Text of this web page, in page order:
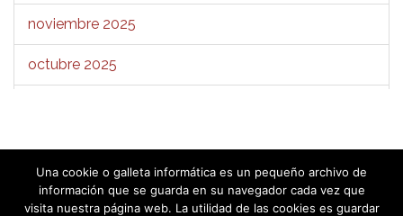
noviembre 2025
octubre 2025
agosto 2025
julio 20251 2 3 4 5 6 »
Una cookie o galleta informática es un pequeño archivo de
información que se guarda en su navegador cada vez que
visita nuestra página web. La utilidad de las cookies es guardar